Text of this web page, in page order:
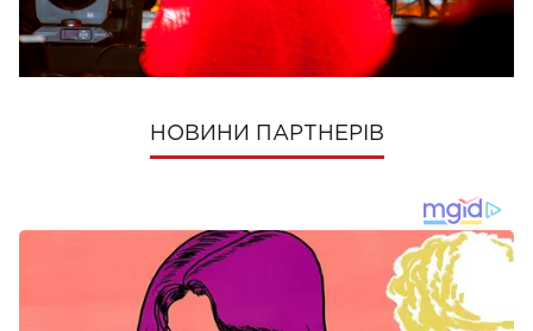
ПОШЕРИТИ
НОВИНИ ПАРТНЕРІВ